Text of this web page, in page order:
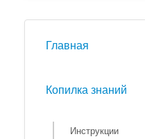
Новости
Главная
Копилка знаний
Инструкции